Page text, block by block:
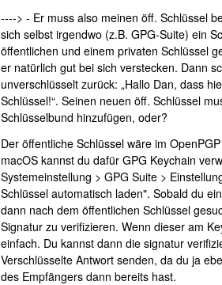
----> - Er muss also meinen öff. Schlüssel
sich selbst irgendwo (z.B. GPG-Suite) ein
öffentlichen und einem privaten Schlüssel
er natürlich gut bei sich verstecken. Dann
unverschlüsselt zurück: „Hallo Dan, dass
Schlüssel!“. Seinen neuen öff. Schlüssel
Schlüsselbund hinzufügen, oder?
Der öffentliche Schlüssel wäre im
macOS kannst du dafür GPG Keychain
Systemeinstellung > GPG Suite >
Schlüssel automatisch laden". Sobald du
dann nach dem öffentlichen Schlüssel
Signatur zu verifizieren. Wenn dieser am
einfach. Du kannst dann die signatur
Verschlüsselte Antwort senden, da du ja
des Empfängers dann bereits hast.